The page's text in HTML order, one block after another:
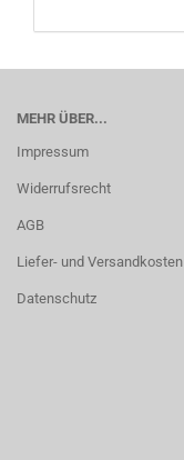
MEHR ÜBER...
Impressum
Widerrufsrecht
AGB
Liefer- und Versandkosten
Datenschutz